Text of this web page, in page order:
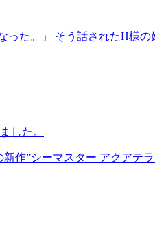
た。」 そう話されたH様の
した。
作”シーマスター アクアテ